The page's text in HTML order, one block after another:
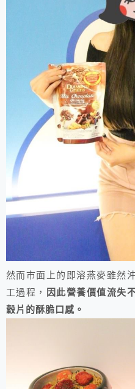
然而市面上的即溶燕麥雖然
工過程，
因此營養價值流失
穀片的酥脆口感。